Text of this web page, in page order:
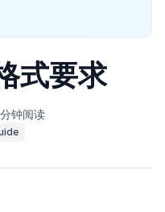
式要求
钟阅读